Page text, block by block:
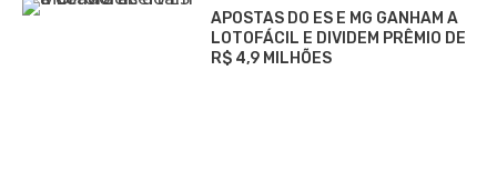
APOSTAS DO ES E MG GANHAM A
LOTOFÁCIL E DIVIDEM PRÊMIO DE
R$ 4,9 MILHÕES